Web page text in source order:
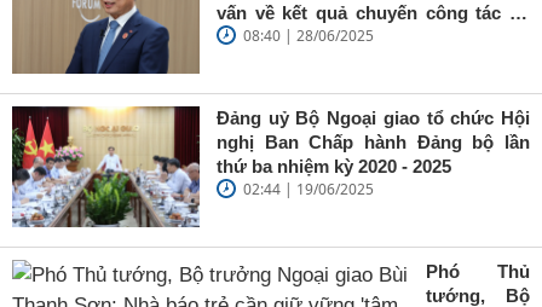
vấn về kết quả chuyến công tác tại
Trung Quốc của Thủ tướng Chính
08:40 | 28/06/2025
Đảng uỷ Bộ Ngoại giao tổ chức Hội
nghị Ban Chấp hành Đảng bộ lần
thứ ba nhiệm kỳ 2020 - 2025
02:44 | 19/06/2025
Phó Thủ
tướng, Bộ